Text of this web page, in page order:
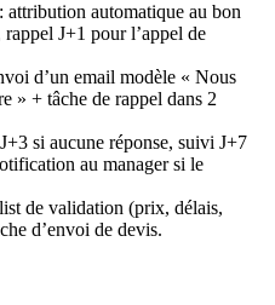
attribution automatique au bon
J+1 pour l’appel de
d’un email modèle « Nous
» + tâche de rappel dans 2
si aucune réponse, suivi J+7
au manager si le
de validation (prix, délais,
d’envoi de devis.